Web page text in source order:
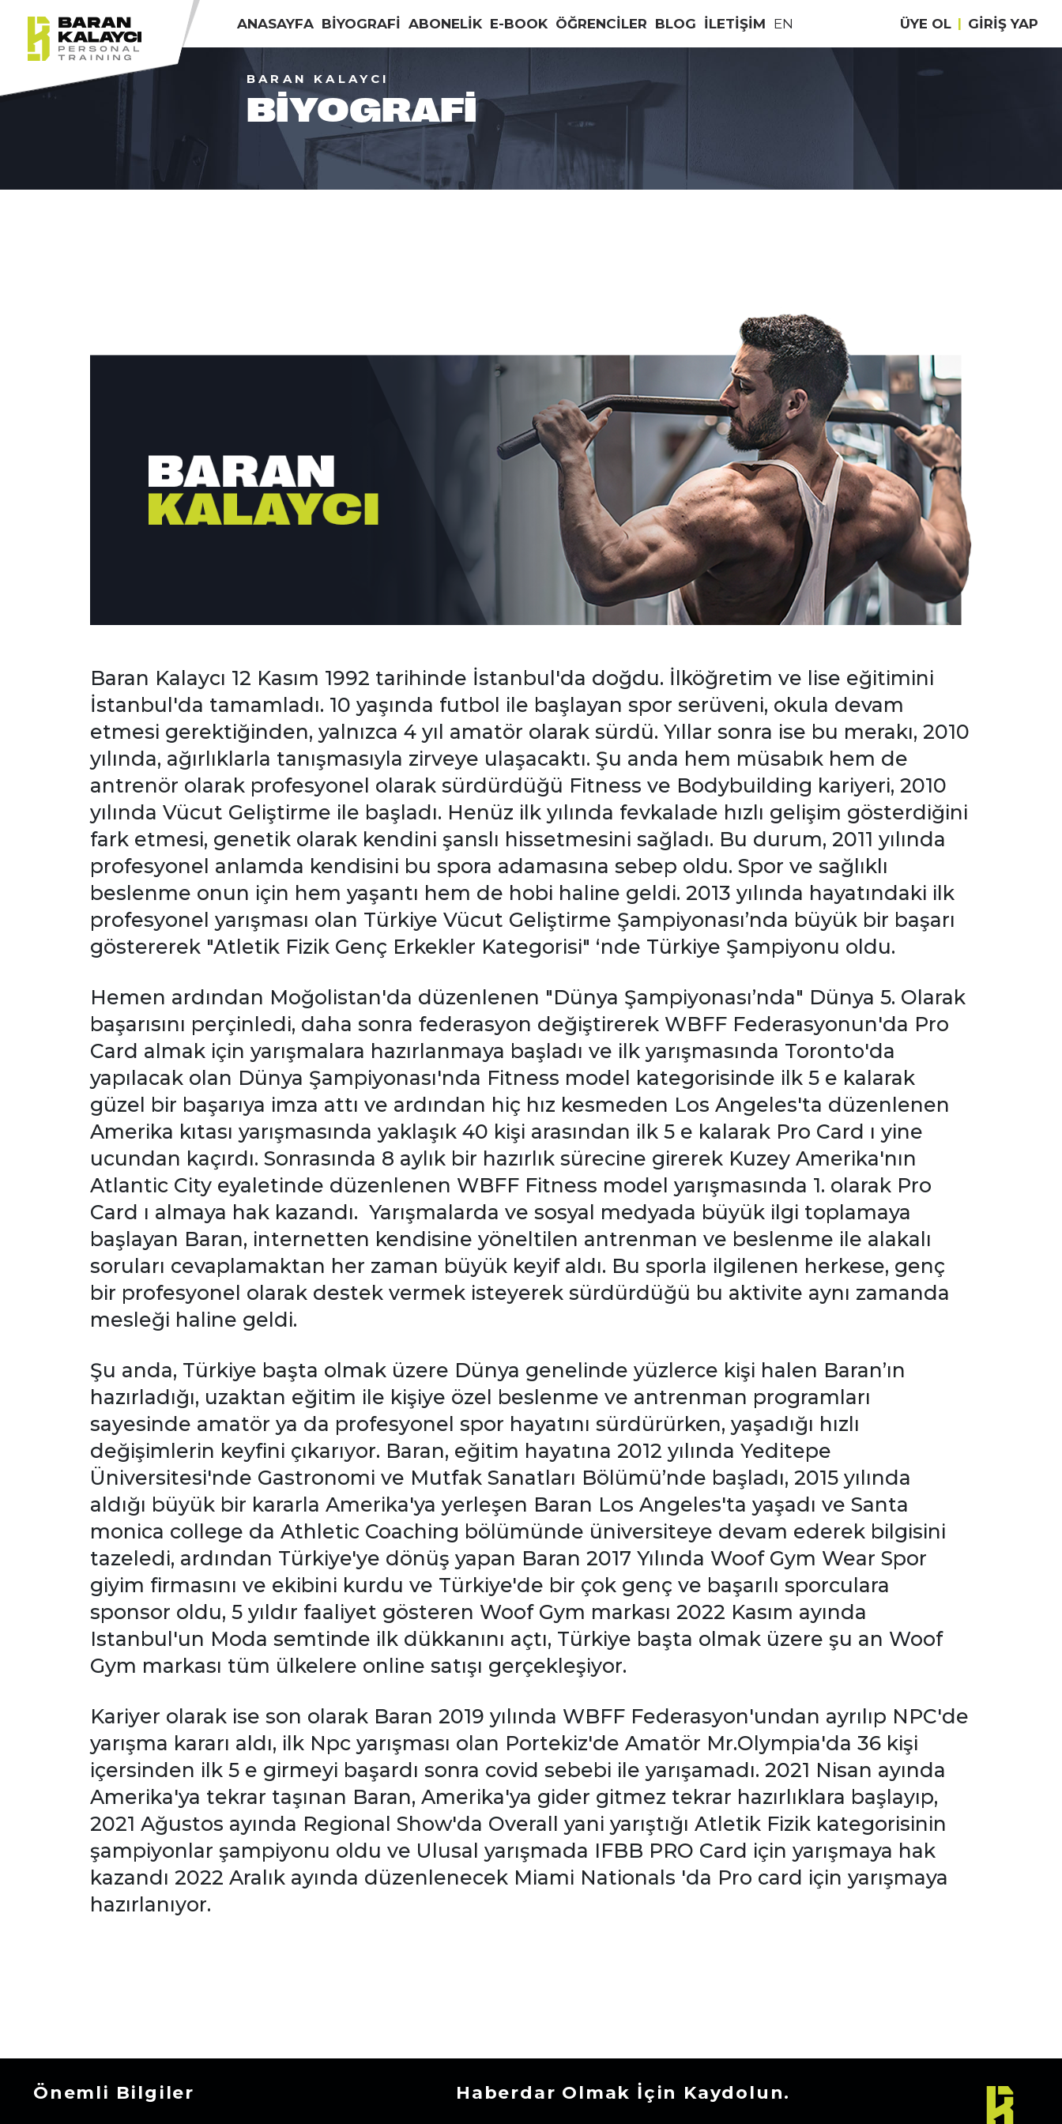
ANASAYFA BİYOGRAFİ ABONELİK E-BOOK ÖĞRENCİLER BLOG İLETİŞİM EN ÜYE OL | GIRIŞ YAP
BARAN KALAYCI
BIYOGRAFI
Baran Kalaycı 12 Kasım 1992 tarihinde İstanbul'da doğdu. İlköğretim ve lise eğitimini
İstanbul'da tamamladı. 10 yaşında futbol ile başlayan spor serüveni, okula devam
etmesi gerektiğinden, yalnızca 4 yıl amatör olarak sürdü. Yıllar sonra ise bu merakı, 2010
yılında, ağırlıklarla tanışmasıyla zirveye ulaşacaktı. Şu anda hem müsabık hem de
antrenör olarak profesyonel olarak sürdürdüğü Fitness ve Bodybuilding kariyeri, 2010
yılında Vücut Geliştirme ile başladı. Henüz ilk yılında fevkalade hızlı gelişim gösterdiğini
fark etmesi, genetik olarak kendini şanslı hissetmesini sağladı. Bu durum, 2011 yılında
profesyonel anlamda kendisini bu spora adamasına sebep oldu. Spor ve sağlıklı
beslenme onun için hem yaşantı hem de hobi haline geldi. 2013 yılında hayatındaki ilk
profesyonel yarışması olan Türkiye Vücut Geliştirme Şampiyonası’nda büyük bir başarı
göstererek "Atletik Fizik Genç Erkekler Kategorisi" ‘nde Türkiye Şampiyonu oldu.
Hemen ardından Moğolistan'da düzenlenen "Dünya Şampiyonası’nda" Dünya 5. Olarak
başarısını perçinledi, daha sonra federasyon değiştirerek WBFF Federasyonun'da Pro
Card almak için yarışmalara hazırlanmaya başladı ve ilk yarışmasında Toronto'da
yapılacak olan Dünya Şampiyonası'nda Fitness model kategorisinde ilk 5 e kalarak
güzel bir başarıya imza attı ve ardından hiç hız kesmeden Los Angeles'ta düzenlenen
Amerika kıtası yarışmasında yaklaşık 40 kişi arasından ilk 5 e kalarak Pro Card ı yine
ucundan kaçırdı. Sonrasında 8 aylık bir hazırlık sürecine girerek Kuzey Amerika'nın
Atlantic City eyaletinde düzenlenen WBFF Fitness model yarışmasında 1. olarak Pro
Card ı almaya hak kazandı. Yarışmalarda ve sosyal medyada büyük ilgi toplamaya
başlayan Baran, internetten kendisine yöneltilen antrenman ve beslenme ile alakalı
soruları cevaplamaktan her zaman büyük keyif aldı. Bu sporla ilgilenen herkese, genç
bir profesyonel olarak destek vermek isteyerek sürdürdüğü bu aktivite aynı zamanda
mesleği haline geldi.
Şu anda, Türkiye başta olmak üzere Dünya genelinde yüzlerce kişi halen Baran’ın
hazırladığı, uzaktan eğitim ile kişiye özel beslenme ve antrenman programları
sayesinde amatör ya da profesyonel spor hayatını sürdürürken, yaşadığı hızlı
değişimlerin keyfini çıkarıyor. Baran, eğitim hayatına 2012 yılında Yeditepe
Üniversitesi'nde Gastronomi ve Mutfak Sanatları Bölümü’nde başladı, 2015 yılında
aldığı büyük bir kararla Amerika'ya yerleşen Baran Los Angeles'ta yaşadı ve Santa
monica college da Athletic Coaching bölümünde üniversiteye devam ederek bilgisini
tazeledi, ardından Türkiye'ye dönüş yapan Baran 2017 Yılında Woof Gym Wear Spor
giyim firmasını ve ekibini kurdu ve Türkiye'de bir çok genç ve başarılı sporculara
sponsor oldu, 5 yıldır faaliyet gösteren Woof Gym markası 2022 Kasım ayında
Istanbul'un Moda semtinde ilk dükkanını açtı, Türkiye başta olmak üzere şu an Woof
Gym markası tüm ülkelere online satışı gerçekleşiyor.
Kariyer olarak ise son olarak Baran 2019 yılında WBFF Federasyon'undan ayrılıp NPC'de
yarışma kararı aldı, ilk Npc yarışması olan Portekiz'de Amatör Mr.Olympia'da 36 kişi
içersinden ilk 5 e girmeyi başardı sonra covid sebebi ile yarışamadı. 2021 Nisan ayında
Amerika'ya tekrar taşınan Baran, Amerika'ya gider gitmez tekrar hazırlıklara başlayıp,
2021 Ağustos ayında Regional Show'da Overall yani yarıştığı Atletik Fizik kategorisinin
şampiyonlar şampiyonu oldu ve Ulusal yarışmada IFBB PRO Card için yarışmaya hak
kazandı 2022 Aralık ayında düzenlenecek Miami Nationals 'da Pro card için yarışmaya
hazırlanıyor.
Önemli Bilgiler Haberdar Olmak İçin Kaydolun.